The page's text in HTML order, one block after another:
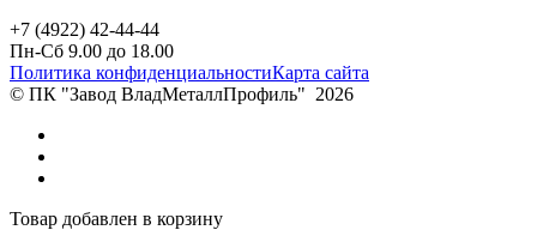
+7 (4922) 42-44-44
Пн-Сб 9.00 до 18.00
Политика конфиденциальностиКарта сайта
© ПК "Завод ВладМеталлПрофиль" 2026
Товар добавлен в корзину